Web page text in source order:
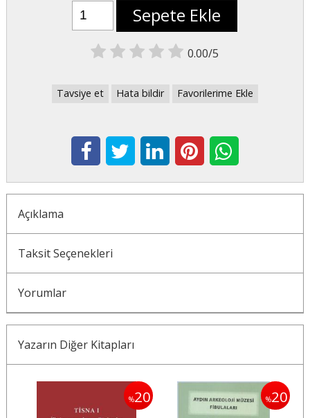
Sepete Ekle
0.00/5
Tavsiye et Hata bildir Favorilerime Ekle
Açıklama
Taksit Seçenekleri
Yorumlar
Yazarın Diğer Kitapları
%20 %20